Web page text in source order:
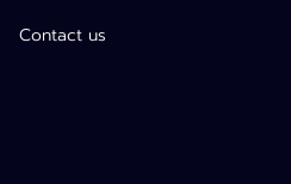
Contact us